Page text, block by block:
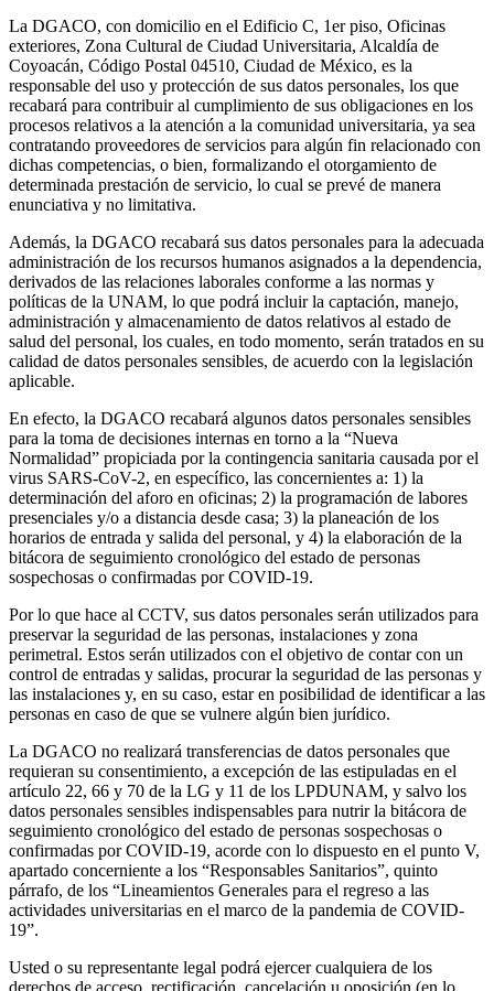
La DGACO, con domicilio en el Edificio C, 1er piso, Oficinas
exteriores, Zona Cultural de Ciudad Universitaria, Alcaldía de
Coyoacán, Código Postal 04510, Ciudad de México, es la
responsable del uso y protección de sus datos personales, los que
recabará para contribuir al cumplimiento de sus obligaciones en los
procesos relativos a la atención a la comunidad universitaria, ya sea
contratando proveedores de servicios para algún fin relacionado con
dichas competencias, o bien, formalizando el otorgamiento de
determinada prestación de servicio, lo cual se prevé de manera
enunciativa y no limitativa.
Además, la DGACO recabará sus datos personales para la adecuada
administración de los recursos humanos asignados a la dependencia,
derivados de las relaciones laborales conforme a las normas y
políticas de la UNAM, lo que podrá incluir la captación, manejo,
administración y almacenamiento de datos relativos al estado de
salud del personal, los cuales, en todo momento, serán tratados en su
calidad de datos personales sensibles, de acuerdo con la legislación
aplicable.
En efecto, la DGACO recabará algunos datos personales sensibles
para la toma de decisiones internas en torno a la “Nueva
Normalidad” propiciada por la contingencia sanitaria causada por el
virus SARS-CoV-2, en específico, las concernientes a: 1) la
determinación del aforo en oficinas; 2) la programación de labores
presenciales y/o a distancia desde casa; 3) la planeación de los
horarios de entrada y salida del personal, y 4) la elaboración de la
bitácora de seguimiento cronológico del estado de personas
sospechosas o confirmadas por COVID-19.
Por lo que hace al CCTV, sus datos personales serán utilizados para
preservar la seguridad de las personas, instalaciones y zona
perimetral. Estos serán utilizados con el objetivo de contar con un
control de entradas y salidas, procurar la seguridad de las personas y
las instalaciones y, en su caso, estar en posibilidad de identificar a las
personas en caso de que se vulnere algún bien jurídico.
La DGACO no realizará transferencias de datos personales que
requieran su consentimiento, a excepción de las estipuladas en el
artículo 22, 66 y 70 de la LG y 11 de los LPDUNAM, y salvo los
datos personales sensibles indispensables para nutrir la bitácora de
seguimiento cronológico del estado de personas sospechosas o
confirmadas por COVID-19, acorde con lo dispuesto en el punto V,
apartado concerniente a los “Responsables Sanitarios”, quinto
párrafo, de los “Lineamientos Generales para el regreso a las
actividades universitarias en el marco de la pandemia de COVID-
19”.
Usted o su representante legal podrá ejercer cualquiera de los